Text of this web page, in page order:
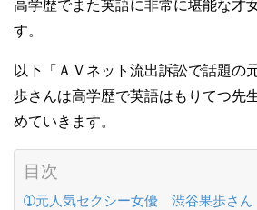
高学歴でまた英語に非常に堪能な才
す。
以下「ＡＶネット流出訴訟で話題の
歩さんは高学歴で英語はもりてつ先
めていきます。
目次
➀元人気セクシー女優 渋谷果歩さ